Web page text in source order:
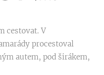
cestovat. V
procestoval
autem, pod širákem,